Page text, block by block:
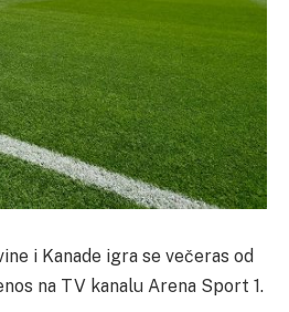
i Kanade igra se večeras od
na TV kanalu Arena Sport 1.